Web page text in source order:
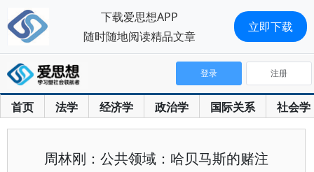
首页 法学 经济学 政治学 国际关系 社会学
登录 注册
周林刚：公共领域：哈贝马斯的赌注
下载爱思想APP
随时随地阅读精品文章
立即下载